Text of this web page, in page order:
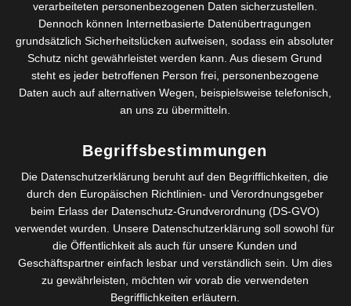
Wie motiviere ich meinen Chef, mir eine interessante
Aufgabe zu überlassen?
Wie motiviere ich die Kollegen in der Nachbarabteilung,
mich zu unterstützen?
Was haben Wertschätzung und Motivation miteinander
in der letzten Folge haben wir über das Leitbild, Werte
und Wertschätzung gesprochen. Letztere haben wir
definiert als die positive Wahrnehmung von Werten und
Stärken von Kollegen, Partnern, Kunden, Mitarbeitern…
Was motiviert Menschen zu einer effektiven
Zusammenarbeit?
verarbeiteten personenbezogenen Daten sicherzustellen.
Dennoch können Internetbasierte Datenübertragungen
grundsätzlich Sicherheitslücken aufweisen, sodass ein absoluter
Schutz nicht gewährleistet werden kann. Aus diesem Grund
steht es jeder betroffenen Person frei, personenbezogene
Daten auch auf alternativen Wegen, beispielsweise telefonisch,
an uns zu übermitteln.
Begriffsbestimmungen
Die Datenschutzerklärung beruht auf den Begrifflichkeiten, die
durch den Europäischen Richtlinien- und Verordnungsgeber
beim Erlass der Datenschutz-Grundverordnung (DS-GVO)
verwendet wurden. Unsere Datenschutzerklärung soll sowohl für
die Öffentlichkeit als auch für unsere Kunden und
Geschäftspartner einfach lesbar und verständlich sein. Um dies
zu gewährleisten, möchten wir vorab die verwendeten
Begrifflichkeiten erläutern.